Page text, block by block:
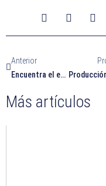
Anterior
Encuentra el equilibrio entre tu cuerpo y tu mente
Más artículos